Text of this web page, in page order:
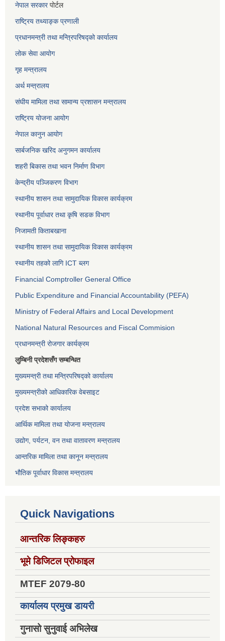
नेपाल सरकारपोर्टल
राष्ट्रिय तथ्याङ्क प्रणाली
प्रधानमन्त्री तथा मन्त्रिपरिषद्को कार्यालय
लोक सेवाआयोग
गृह मन्त्रालय
अर्थ मन्त्रालय
संघीय मामिला तथा सामान्य प्रशासन मन्त्रालय
राष्ट्रिय योजना आयोग
नेपाल कानुन आयोग
सार्बजनिक खरिद अनुगमन कार्यालय
शहरी बिकास तथा भवन निर्माण विभाग
केन्द्रीय पञ्जिकरण विभाग
स्थानीय शासन तथा सामुदायिक विकास कार्यक्रम
स्थानीय पूर्वाधार तथा कृषि सडक विभाग
निजामती किताबखाना
स्थानीय शासन तथा सामुदायिक विकास कार्यक्रम
स्थानीय तहको लागि ICT ब्लग
Financial Comptroller General Office
Public Expenditure and Financial Accountability (PEFA)
Ministry of Federal Affairs and Local Development
National Natural Resources and Fiscal Commision
प्रधानमन्त्री रोजगार कार्यक्रम
लुम्बिनी प्रदेशसँग सम्बन्धित
मुख्यमन्त्री तथा मन्त्रिपरिषद्को कार्यालय
मुख्यमन्त्रीको आधिकारिक वेबसाइट
प्रदेश सभाको कार्यालय
आर्थिक मामिला तथा योजना मन्त्रालय
उद्योग, पर्यटन, वन तथा वातावरण मन्त्रालय
आन्तरिक मामिला तथा कानून मन्त्रालय
भौतिक पूर्वाधार विकास मन्त्रालय
Quick Navigations
आन्तरिक लिङ्कहरु
भूमे डिजिटल प्रोफाइल
MTEF 2079-80
कार्यालय प्रमुख डायरी
गुनासो सुनुवाई अभिलेख